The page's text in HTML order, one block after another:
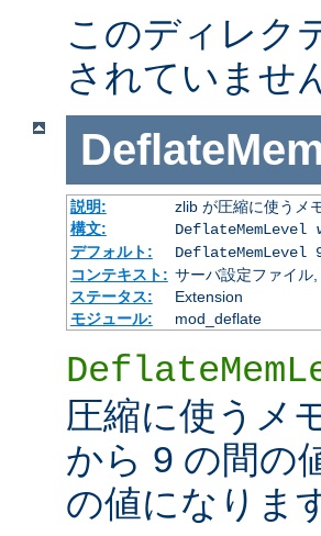
このディレク
されていませ
説明:
zlib が圧縮に使うメ
構文:
DeflateMemLevel
デフォルト:
DeflateMemLevel
コンテキスト: サーバ設定ファイル
ステータス:
Extension
モジュール:
mod_deflate
圧縮に使うメ
から 9 の間の
の値になりま